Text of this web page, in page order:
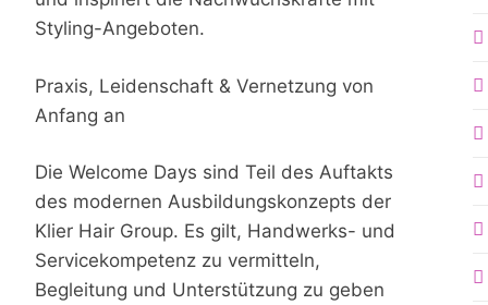
Styling-Angeboten.
Praxis, Leidenschaft & Vernetzung von
Anfang an
Die Welcome Days sind Teil des Auftakts
des modernen Ausbildungskonzepts der
Klier Hair Group. Es gilt, Handwerks- und
Servicekompetenz zu vermitteln,
Begleitung und Unterstützung zu geben